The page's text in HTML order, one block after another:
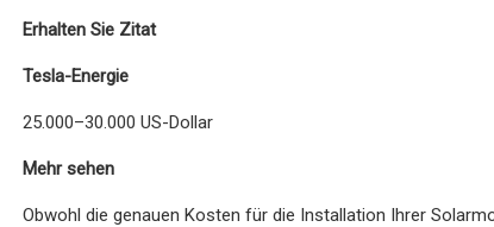
Erhalten Sie Zitat
Tesla-Energie
25.000–30.000 US-Dollar
Mehr sehen
Obwohl die genauen Kosten für die Installation Ihrer